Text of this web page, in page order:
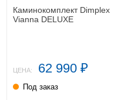
Каминокомплект Dimplex
Vianna DELUXE
ЦЕНА: 62 990 ₽
Под заказ